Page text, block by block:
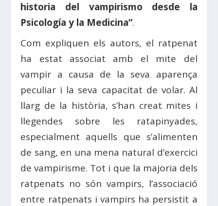
historia del vampirismo desde la
Psicología y la Medicina”.
Com expliquen els autors, el ratpenat
ha estat associat amb el mite del
vampir a causa de la seva aparença
peculiar i la seva capacitat de volar. Al
llarg de la història, s’han creat mites i
llegendes sobre les ratapinyades,
especialment aquells que s’alimenten
de sang, en una mena natural d’exercici
de vampirisme. Tot i que la majoria dels
ratpenats no són vampirs, l’associació
entre ratpenats i vampirs ha persistit a